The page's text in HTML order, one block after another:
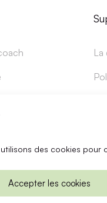
des cookies pour
Accepter les cookies
La
Self-Emergence, 2024 |